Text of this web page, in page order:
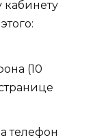
(10
телефон